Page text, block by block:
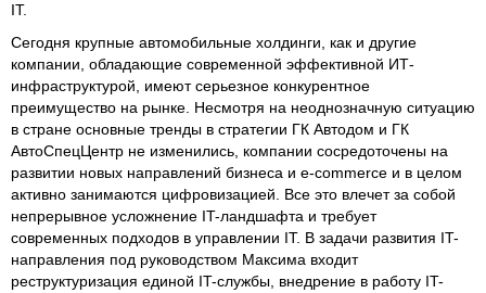
IT.
Сегодня крупные автомобильные холдинги, как и другие
компании, обладающие современной эффективной ИТ-
инфраструктурой, имеют серьезное конкурентное
преимущество на рынке. Несмотря на неоднозначную ситуацию
в стране основные тренды в стратегии ГК Автодом и ГК
АвтоСпецЦентр не изменились, компании сосредоточены на
развитии новых направлений бизнеса и e-commerce и в целом
активно занимаются цифровизацией. Все это влечет за собой
непрерывное усложнение IT-ландшафта и требует
современных подходов в управлении IT. В задачи развития IT-
направления под руководством Максима входит
реструктуризация единой IT-службы, внедрение в работу IT-